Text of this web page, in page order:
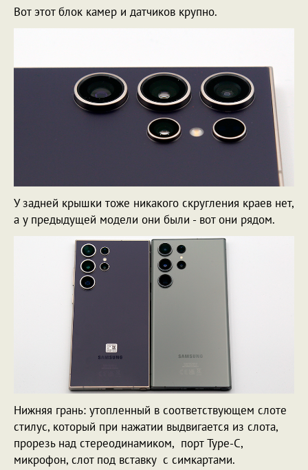
Вот этот блок камер и датчиков крупно.
У задней крышки тоже никакого скругления краев нет,
а у предыдущей модели они были - вот они рядом.
Нижняя грань: утопленный в соответствующем слоте
стилус, который при нажатии выдвигается из слота,
прорезь над стереодинамиком, порт Type-C,
микрофон, слот под вставку с симкартами.